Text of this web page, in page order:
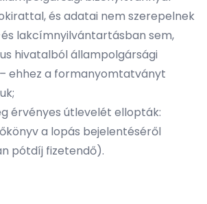
és adatai nem szerepelnek
lakcímnyilvántartásban sem,
hivatalból állampolgársági
ehhez a formanyomtatványt
érvényes útlevelét ellopták:
a lopás bejelentéséről
pótdíj fizetendő).